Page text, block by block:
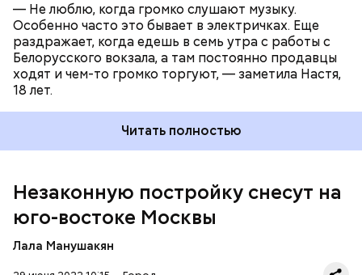
— Не люблю, когда громко слушают музыку.
Особенно часто это бывает в электричках. Еще
раздражает, когда едешь в семь утра с работы с
Белорусского вокзала, а там постоянно продавцы
ходят и чем-то громко торгуют, — заметила Настя,
18 лет.
Читать полностью
Незаконную постройку снесут на
юго-востоке Москвы
Лала Манушакян
Так, согласно проводимой экспертизе,
собственник реконструировал здание и
соответствует строительным нормам и правилам
Москвыдобилась демонтажа незаконной
пристройки к трансформаторной подстанции в
Лосиноостровском районе